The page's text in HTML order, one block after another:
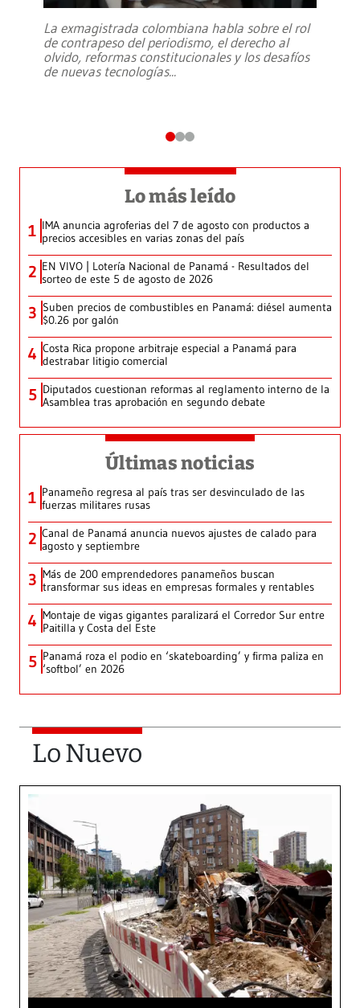
La exmagistrada colombiana habla sobre el rol
de contrapeso del periodismo, el derecho al
olvido, reformas constitucionales y los desafíos
de nuevas tecnologías...
Lo más leído
1 IMA anuncia agroferias del 7 de agosto con productos a
precios accesibles en varias zonas del país
2 EN VIVO | Lotería Nacional de Panamá - Resultados del
sorteo de este 5 de agosto de 2026
3 Suben precios de combustibles en Panamá: diésel aumenta
$0.26 por galón
4 Costa Rica propone arbitraje especial a Panamá para
destrabar litigio comercial
5 Diputados cuestionan reformas al reglamento interno de la
Asamblea tras aprobación en segundo debate
Últimas noticias
1 Panameño regresa al país tras ser desvinculado de las
fuerzas militares rusas
2 Canal de Panamá anuncia nuevos ajustes de calado para
agosto y septiembre
3 Más de 200 emprendedores panameños buscan
transformar sus ideas en empresas formales y rentables
4 Montaje de vigas gigantes paralizará el Corredor Sur entre
Paitilla y Costa del Este
5 Panamá roza el podio en ‘skateboarding’ y firma paliza en
‘softbol’ en 2026
Lo Nuevo